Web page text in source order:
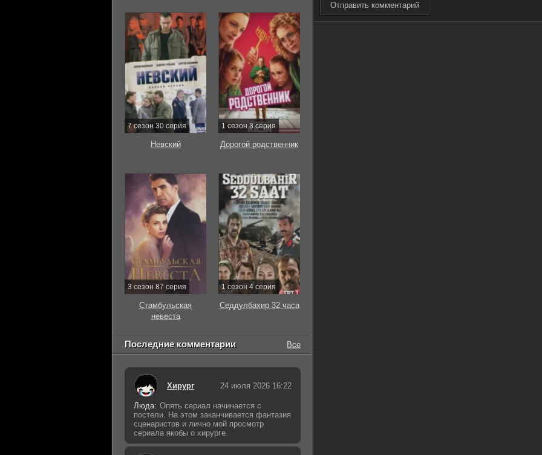
Отправить комментарий
7 сезон 30 серия
Невский
1 сезон 8 серия
Дорогой родственник
3 сезон 87 серия
Стамбульская
невеста
1 сезон 4 серия
Седдулбахир 32 часа
Последние комментарии Все
Хирург 24 июля 2026 16:22
Люда: Опять сериал начинается с
постели. На этом заканчивается фантазия
сценаристов и лично мой просмотр
сериала якобы о хирурге.